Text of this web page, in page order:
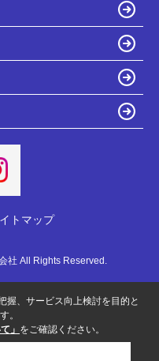
トマップ
社 All Rights Reserved.
握、サービス向上検討を目的と
。
」 をご確認ください。